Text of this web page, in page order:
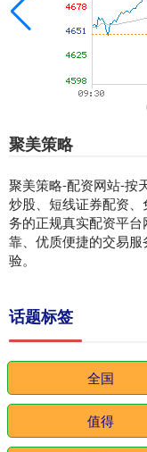
聚美策略
聚美策略-配资网站-按
炒股、短线证券配资
务的正规真实配资平
靠、优质便捷的交易
验。
话题标签
全国
值得